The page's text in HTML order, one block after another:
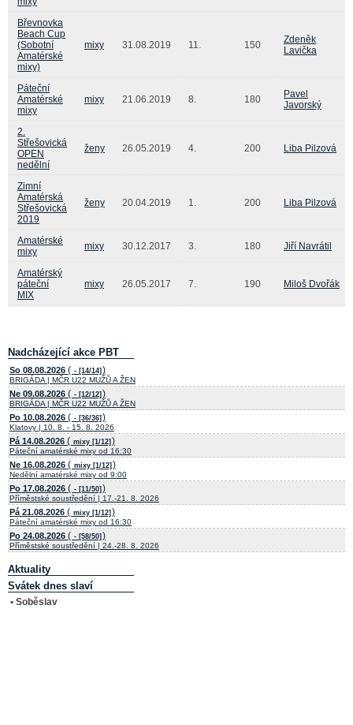
Břevnovka
Beach Cup
(Sobotní
Amatérské
mixy)
mixy 31.08.2019 11. 150
Zdeněk
Lavička
Páteční
Amatérské
mixy
mixy 21.06.2019 8. 180
Pavel
Javorský
2.
Střešovická
OPEN
nedělní
ženy 26.05.2019 4. 200 Liba Pilzová
Zimní
Amatérská
Střešovická
2019
ženy 20.04.2019 1. 200 Liba Pilzová
Amatérské
mixy
mixy 30.12.2017 3. 180 Jiří Navrátil
Amatérský
páteční
MIX
mixy 26.05.2017 7. 190 Miloš Dvořák
Nadcházející akce PBT
So 08.08.2026 ( - [14/14] )
BRIGÁDA | MČR U22 MUŽŮ A ŽEN
Ne 09.08.2026 ( - [12/12] )
BRIGÁDA | MČR U22 MUŽŮ A ŽEN
Po 10.08.2026 ( - [36/36] )
Klatovy | 10. 8. - 15. 8. 2026
Pá 14.08.2026 ( mixy [1/12] )
Páteční amatérské mixy od 16:30
Ne 16.08.2026 ( mixy [1/12] )
Nedělní amatérské mixy od 9:00
Po 17.08.2026 ( - [11/50] )
Příměstské soustředění | 17.-21. 8. 2026
Pá 21.08.2026 ( mixy [1/12] )
Páteční amatérské mixy od 16:30
Po 24.08.2026 ( - [58/50] )
Příměstské soustředění | 24.-28. 8. 2026
Aktuality
Svátek dnes slaví
• Soběslav